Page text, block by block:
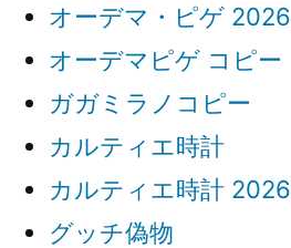
オーデマ・ピゲ 2026
オーデマピゲ コピー
ガガミラノコピー
カルティエ時計
カルティエ時計 2026
グッチ偽物